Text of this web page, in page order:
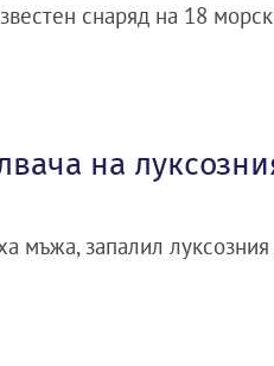
снаряд на 18
на
мъжа, запалил